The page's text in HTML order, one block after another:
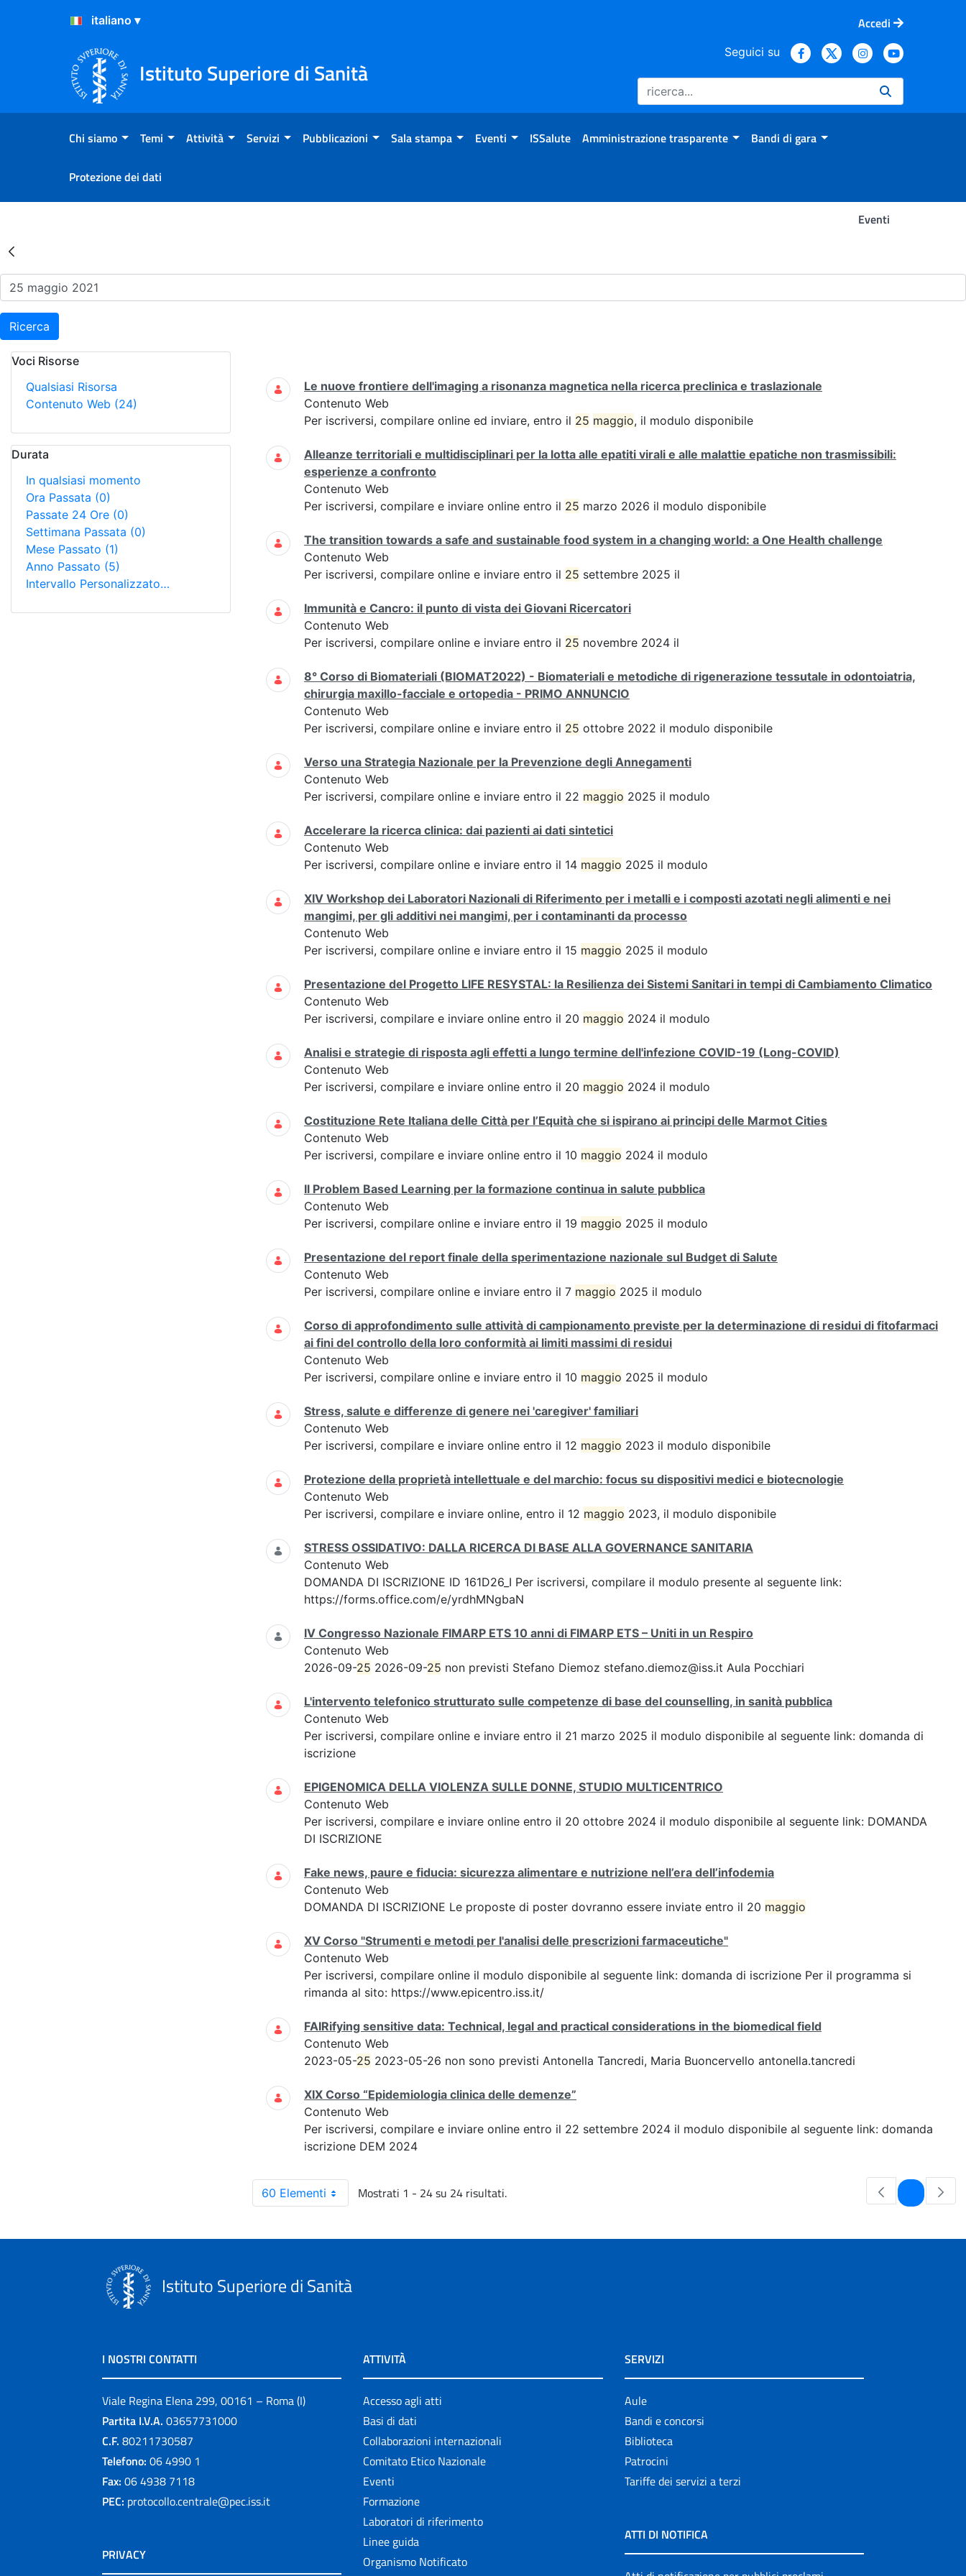
Salta al Contenuto
Salta al Footer
Accedi
Istituto Superiore di Sanità
Seguici su
Chi siamo Temi Attività Servizi Pubblicazioni Sala stampa Eventi ISSalute Amministrazione trasparente Bandi di gara
Protezione dei dati
Eventi
Risultati della Ricerca - Eventi
Ricerca
Voci Risorse
Qualsiasi Risorsa
Contenuto Web (24)
Durata
In qualsiasi momento
Ora Passata (0)
Passate 24 Ore (0)
Settimana Passata (0)
Mese Passato (1)
Anno Passato (5)
Intervallo Personalizzato…
Ricerca
Le nuove frontiere dell'imaging a risonanza magnetica nella ricerca preclinica e traslazionale
Contenuto Web
Per iscriversi, compilare online ed inviare, entro il 25 maggio, il modulo disponibile
Alleanze territoriali e multidisciplinari per la lotta alle epatiti virali e alle malattie epatiche non trasmissibili:
esperienze a confronto
Contenuto Web
Per iscriversi, compilare e inviare online entro il 25 marzo 2026 il modulo disponibile
The transition towards a safe and sustainable food system in a changing world: a One Health challenge
Contenuto Web
Per iscriversi, compilare online e inviare entro il 25 settembre 2025 il
Immunità e Cancro: il punto di vista dei Giovani Ricercatori
Contenuto Web
Per iscriversi, compilare online e inviare entro il 25 novembre 2024 il
8° Corso di Biomateriali (BIOMAT2022) - Biomateriali e metodiche di rigenerazione tessutale in odontoiatria,
chirurgia maxillo-facciale e ortopedia - PRIMO ANNUNCIO
Contenuto Web
Per iscriversi, compilare online e inviare entro il 25 ottobre 2022 il modulo disponibile
Verso una Strategia Nazionale per la Prevenzione degli Annegamenti
Contenuto Web
Per iscriversi, compilare online e inviare entro il 22 maggio 2025 il modulo
Accelerare la ricerca clinica: dai pazienti ai dati sintetici
Contenuto Web
Per iscriversi, compilare online e inviare entro il 14 maggio 2025 il modulo
XIV Workshop dei Laboratori Nazionali di Riferimento per i metalli e i composti azotati negli alimenti e nei
mangimi, per gli additivi nei mangimi, per i contaminanti da processo
Contenuto Web
Per iscriversi, compilare online e inviare entro il 15 maggio 2025 il modulo
Presentazione del Progetto LIFE RESYSTAL: la Resilienza dei Sistemi Sanitari in tempi di Cambiamento Climatico
Contenuto Web
Per iscriversi, compilare e inviare online entro il 20 maggio 2024 il modulo
Analisi e strategie di risposta agli effetti a lungo termine dell'infezione COVID-19 (Long-COVID)
Contenuto Web
Per iscriversi, compilare e inviare online entro il 20 maggio 2024 il modulo
Costituzione Rete Italiana delle Città per l’Equità che si ispirano ai principi delle Marmot Cities
Contenuto Web
Per iscriversi, compilare e inviare online entro il 10 maggio 2024 il modulo
Il Problem Based Learning per la formazione continua in salute pubblica
Contenuto Web
Per iscriversi, compilare online e inviare entro il 19 maggio 2025 il modulo
Presentazione del report finale della sperimentazione nazionale sul Budget di Salute
Contenuto Web
Per iscriversi, compilare online e inviare entro il 7 maggio 2025 il modulo
Corso di approfondimento sulle attività di campionamento previste per la determinazione di residui di fitofarmaci
ai fini del controllo della loro conformità ai limiti massimi di residui
Contenuto Web
Per iscriversi, compilare online e inviare entro il 10 maggio 2025 il modulo
Stress, salute e differenze di genere nei 'caregiver' familiari
Contenuto Web
Per iscriversi, compilare e inviare online entro il 12 maggio 2023 il modulo disponibile
Protezione della proprietà intellettuale e del marchio: focus su dispositivi medici e biotecnologie
Contenuto Web
Per iscriversi, compilare e inviare online, entro il 12 maggio 2023, il modulo disponibile
STRESS OSSIDATIVO: DALLA RICERCA DI BASE ALLA GOVERNANCE SANITARIA
Contenuto Web
DOMANDA DI ISCRIZIONE ID 161D26_I Per iscriversi, compilare il modulo presente al seguente link:
https://forms.office.com/e/yrdhMNgbaN
IV Congresso Nazionale FIMARP ETS 10 anni di FIMARP ETS – Uniti in un Respiro
Contenuto Web
2026-09-25 2026-09-25 non previsti Stefano Diemoz stefano.diemoz@iss.it Aula Pocchiari
L'intervento telefonico strutturato sulle competenze di base del counselling, in sanità pubblica
Contenuto Web
Per iscriversi, compilare online e inviare entro il 21 marzo 2025 il modulo disponibile al seguente link: domanda di
iscrizione
EPIGENOMICA DELLA VIOLENZA SULLE DONNE, STUDIO MULTICENTRICO
Contenuto Web
Per iscriversi, compilare e inviare online entro il 20 ottobre 2024 il modulo disponibile al seguente link: DOMANDA
DI ISCRIZIONE
Fake news, paure e fiducia: sicurezza alimentare e nutrizione nell’era dell’infodemia
Contenuto Web
DOMANDA DI ISCRIZIONE Le proposte di poster dovranno essere inviate entro il 20 maggio
XV Corso "Strumenti e metodi per l'analisi delle prescrizioni farmaceutiche"
Contenuto Web
Per iscriversi, compilare online il modulo disponibile al seguente link: domanda di iscrizione Per il programma si
rimanda al sito: https://www.epicentro.iss.it/
FAIRifying sensitive data: Technical, legal and practical considerations in the biomedical field
Contenuto Web
2023-05-25 2023-05-26 non sono previsti Antonella Tancredi, Maria Buoncervello antonella.tancredi
XIX Corso “Epidemiologia clinica delle demenze”
Contenuto Web
Per iscriversi, compilare e inviare online entro il 22 settembre 2024 il modulo disponibile al seguente link: domanda
iscrizione DEM 2024
60 Elementi Mostrati 1 - 24 su 24 risultati. Pagina
Istituto Superiore di Sanità
I NOSTRI CONTATTI
Viale Regina Elena 299, 00161 – Roma (I)
Partita I.V.A. 03657731000
C.F. 80211730587
Telefono: 06 4990 1
Fax: 06 4938 7118
PEC: protocollo.centrale@pec.iss.it
PRIVACY
ATTIVITÀ
Accesso agli atti
Basi di dati
Collaborazioni internazionali
Comitato Etico Nazionale
Eventi
Formazione
Laboratori di riferimento
Linee guida
Organismo Notificato
SERVIZI
Aule
Bandi e concorsi
Biblioteca
Patrocini
Tariffe dei servizi a terzi
ATTI DI NOTIFICA